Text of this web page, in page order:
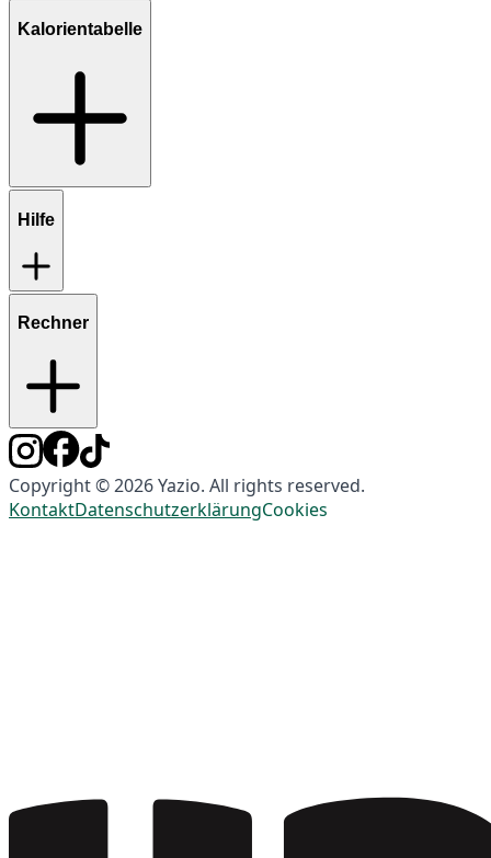
Kalorientabelle
Hilfe
Rechner
Copyright © 2026 Yazio. All rights reserved.
KontaktDatenschutzerklärungCookies